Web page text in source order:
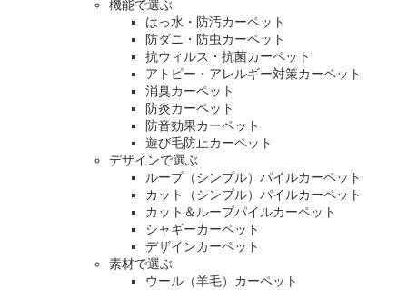
機能で選ぶ
はっ水・防汚カーペット
防ダニ・防虫カーペット
抗ウィルス・抗菌カーペット
アトピー・アレルギー対策カーペット
消臭カーペット
防炎カーペット
防音効果カーペット
遊び毛防止カーペット
デザインで選ぶ
ループ（シンプル）パイルカーペット
カット（シンプル）パイルカーペット
カット＆ループパイルカーペット
シャギーカーペット
デザインカーペット
素材で選ぶ
ウール（羊毛）カーペット